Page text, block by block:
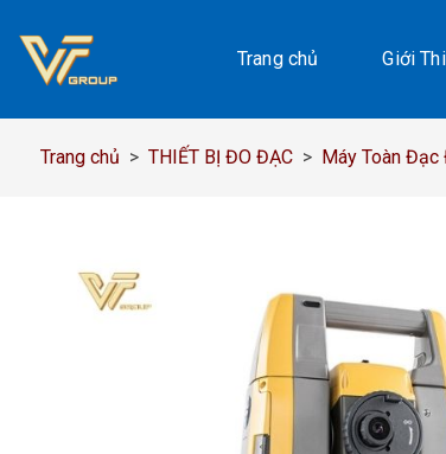
đến
Trang chủ Giới
Trang chủ > THIẾT BỊ ĐO ĐẠC > Máy Toàn Đạc